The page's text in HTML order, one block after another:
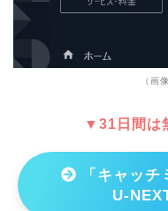
（画
▼31日間は
「キャッチ
U-